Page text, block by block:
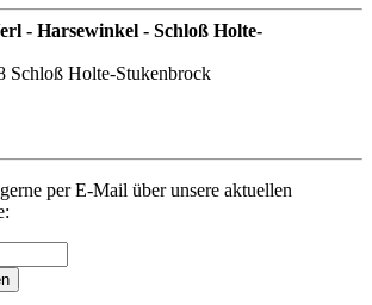
- Harsewinkel - Schloß Holte-
Schloß Holte-Stukenbrock
per E-Mail über unsere aktuellen